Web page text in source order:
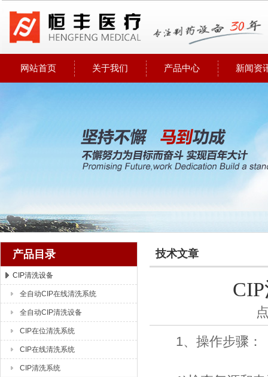
湖北恒丰医疗制药设备有限公司
网站首页 关于我们 产品中心 新闻资
产品目录
CIP清洗设备
全自动CIP在线清洗系统
全自动CIP清洗设备
CIP在位清洗系统
CIP在线清洗系统
CIP清洗系统
技术文章
1、操作步骤：